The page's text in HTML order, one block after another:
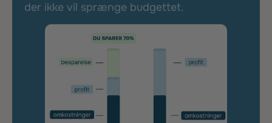
der ikke vil sprænge budgettet.